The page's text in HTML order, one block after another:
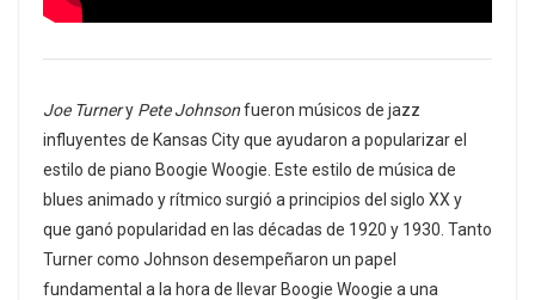
Joe Turnery Pete Johnsonfueron músicos de jazz
influyentes de Kansas City que ayudaron a popularizar el
estilo de piano Boogie Woogie. Este estilo de música de
blues animado y rítmico surgió a principios del siglo XX y
que ganó popularidad en las décadas de 1920 y 1930. Tanto
Turner como Johnson desempeñaron un papel
fundamental a la hora de llevar Boogie Woogie a una